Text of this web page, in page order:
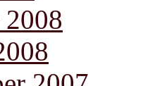
2008